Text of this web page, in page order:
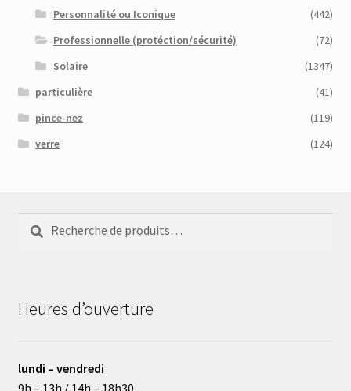
Personnalité ou Iconique
(442)
Professionnelle (protéction/sécurité)
(72)
Solaire
(1347)
particulière
(41)
pince-nez
(119)
verre
(124)
Recherche
pour :
Recherche
Heures d’ouverture
lundi – vendredi